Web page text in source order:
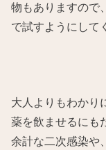
物もありますので
で試すようにして
大人よりもわかり
薬を飲ませるにも
余計な二次感染や